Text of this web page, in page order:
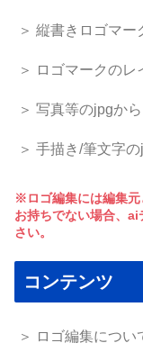
＞ 縦書きロゴマー
＞ ロゴマークのレ
＞ 写真等のjpgか
＞ 手描き/筆文字
※ロゴ編集には編集元
お持ちでない場合、
さい。
コンテンツ
＞ ロゴ編集につい